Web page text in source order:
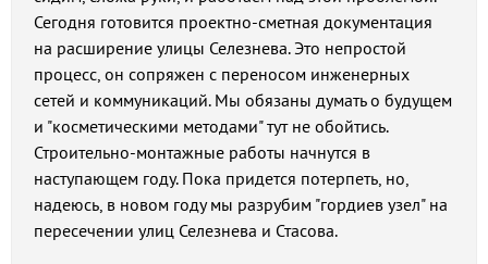
Сегодня готовится проектно-сметная документация
на расширение улицы Селезнева. Это непростой
процесс, он сопряжен с переносом инженерных
сетей и коммуникаций. Мы обязаны думать о будущем
и "косметическими методами" тут не обойтись.
Строительно-монтажные работы начнутся в
наступающем году. Пока придется потерпеть, но,
надеюсь, в новом году мы разрубим "гордиев узел" на
пересечении улиц Селезнева и Стасова.